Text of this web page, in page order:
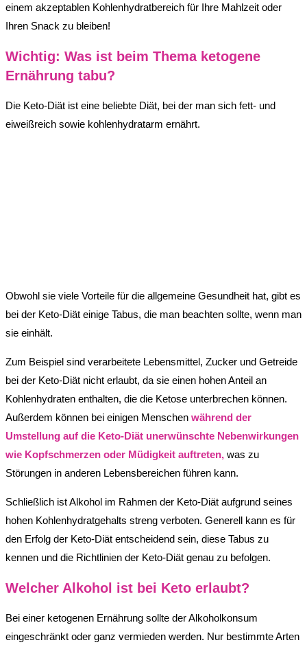
einem akzeptablen Kohlenhydratbereich für Ihre Mahlzeit oder
Ihren Snack zu bleiben!
Wichtig: Was ist beim Thema ketogene
Ernährung tabu?
Die Keto-Diät ist eine beliebte Diät, bei der man sich fett- und
eiweißreich sowie kohlenhydratarm ernährt.
Obwohl sie viele Vorteile für die allgemeine Gesundheit hat, gibt es
bei der Keto-Diät einige Tabus, die man beachten sollte, wenn man
sie einhält.
Zum Beispiel sind verarbeitete Lebensmittel, Zucker und Getreide
bei der Keto-Diät nicht erlaubt, da sie einen hohen Anteil an
Kohlenhydraten enthalten, die die Ketose unterbrechen können.
Außerdem können bei einigen Menschen während der
Umstellung auf die Keto-Diät unerwünschte Nebenwirkungen
wie Kopfschmerzen oder Müdigkeit auftreten, was zu
Störungen in anderen Lebensbereichen führen kann.
Schließlich ist Alkohol im Rahmen der Keto-Diät aufgrund seines
hohen Kohlenhydratgehalts streng verboten. Generell kann es für
den Erfolg der Keto-Diät entscheidend sein, diese Tabus zu
kennen und die Richtlinien der Keto-Diät genau zu befolgen.
Welcher Alkohol ist bei Keto erlaubt?
Bei einer ketogenen Ernährung sollte der Alkoholkonsum
eingeschränkt oder ganz vermieden werden. Nur bestimmte Arten